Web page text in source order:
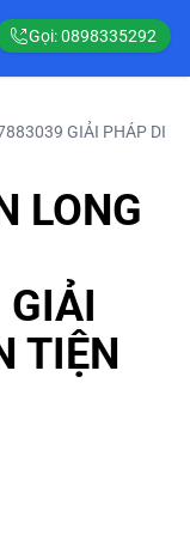
Gọi:0898335292
GIẢI PHÁP DI
LONG
TIỆN